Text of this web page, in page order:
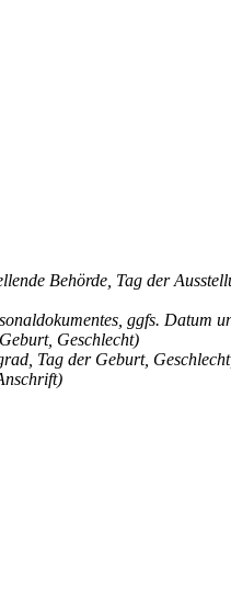
Behörde, Tag der
ggfs. Datum
Geschlecht)
Tag der Geburt,